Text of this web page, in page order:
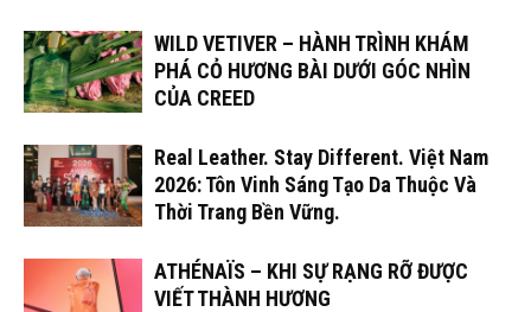
WILD VETIVER – HÀNH TRÌNH KHÁM
PHÁ CỎ HƯƠNG BÀI DƯỚI GÓC NHÌN
CỦA CREED
Real Leather. Stay Different. Việt Nam
2026: Tôn Vinh Sáng Tạo Da Thuộc Và
Thời Trang Bền Vững.
ATHÉNAÏS – KHI SỰ RẠNG RỠ ĐƯỢC
VIẾT THÀNH HƯƠNG